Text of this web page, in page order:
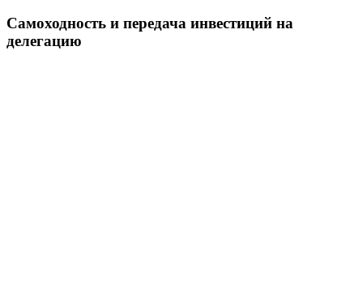
Самоходность и передача инвестиций на
делегацию